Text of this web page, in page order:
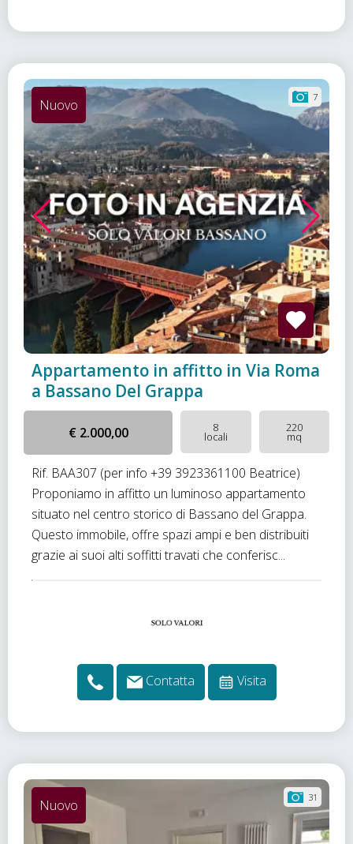
7
Nuovo
Appartamento in affitto in Via Roma
a Bassano Del Grappa
€ 2.000,00 8
locali
220
mq
Rif. BAA307 (per info +39 3923361100 Beatrice)
Proponiamo in affitto un luminoso appartamento
situato nel centro storico di Bassano del Grappa.
Questo immobile, offre spazi ampi e ben distribuiti
grazie ai suoi alti soffitti travati che conferisc...
Contatta Visita
31
Nuovo